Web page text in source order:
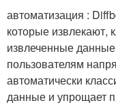
автоматизация :
которые извлекают,
извлеченные
пользователям
автоматически
данные и упрощает